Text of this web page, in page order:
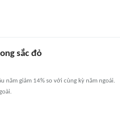
sắc đỏ
năm giảm 14% so với cùng kỳ năm ngoái.